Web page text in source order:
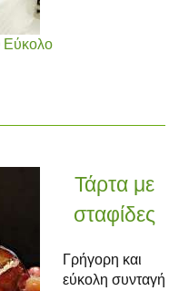
Εύκολο
Τάρτα με
σταφίδες
Γρήγορη και
εύκολη συνταγή